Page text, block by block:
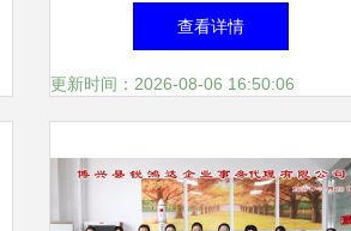
智中天公司注册全流程解析与
天狼网工商咨询服务
查看详情
更新时间：2026-08-06 16:50:06